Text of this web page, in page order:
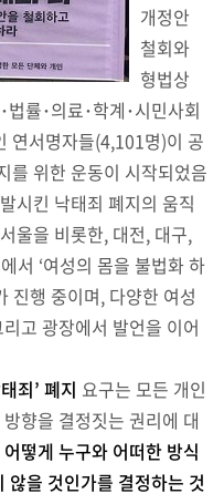
개정안
철회와
형법상
률･의료･학계･시민사회
연서명자들(4,101명)이 공
를 위한 운동이 시작되었음
시킨 낙태죄 폐지의 움직
울을 비롯한, 대전, 대구,
서 ‘여성의 몸을 불법화 하
진행 중이며, 다양한 여성
고 광장에서 발언을 이어
죄’ 폐지 요구는 모든 개인
향을 결정짓는 권리에 대
떻게 누구와 어떠한 방식
을 것인가를 결정하는 것